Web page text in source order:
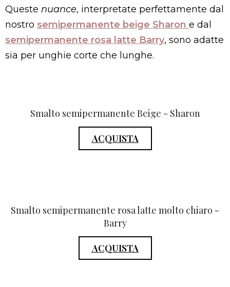
Queste nuance, interpretate perfettamente dal
nostro semipermanente beige Sharon e dal
semipermanente rosa latte Barry, sono adatte
sia per unghie corte che lunghe.
Smalto semipermanente Beige - Sharon
ACQUISTA
Smalto semipermanente rosa latte molto chiaro -
Barry
ACQUISTA